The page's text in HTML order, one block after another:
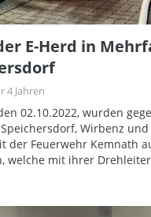
E-Herd in
4 Jahren
02.10.2022, wurden
Wirbenz
der Feuerwehr Kemnath
welche mit ihrer